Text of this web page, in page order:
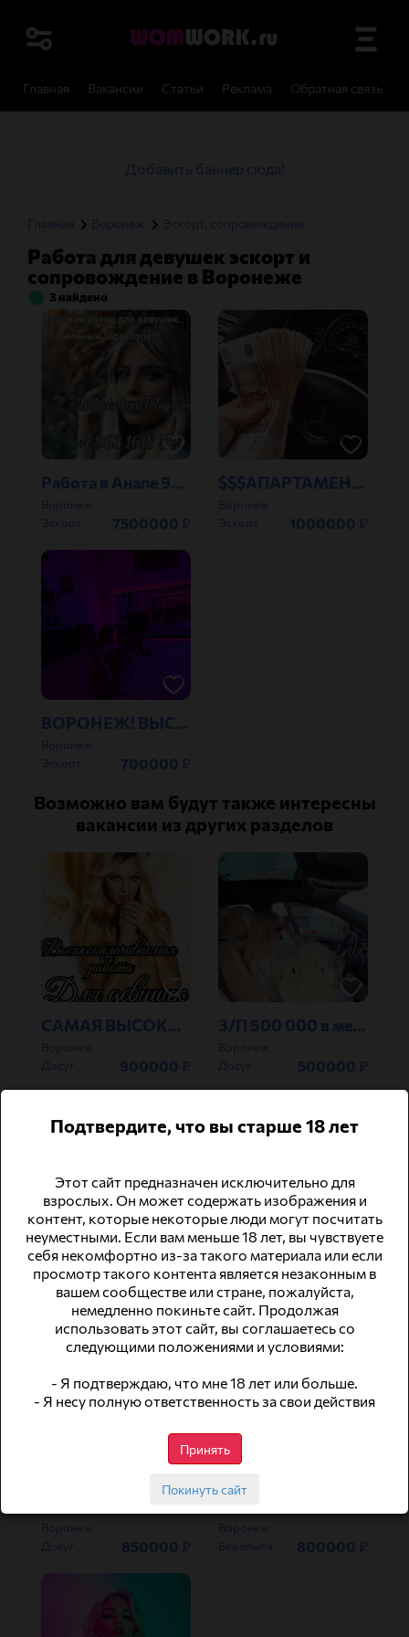
Главная Вакансии Статьи Реклама Обратная связь
Добавить баннер сюда!
Главная Воронеж Эскорт, сопровождение
Работа для девушек эскорт и
сопровождение в Воронеже
3 найдено
7500000 ₽
Работа в Анапе 963-161-85-29!!!
Воронеж
Эскорт
1000000 ₽
$$$АПАРТАМЕНТЫ - САМЫЕ ЛУЧШИЕ УСЛОВИЯ$$$
Воронеж
Эскорт
700000 ₽
ВОРОНЕЖ! ВЫСОКООПЛАЧИВАЕМАЯ РАБОТА ДЛЯ КРАСОТОК!
Воронеж
Эскорт
Возможно вам будут также интересны
вакансии из других разделов
900000 ₽
САМАЯ ВЫСОКАЯ ОПЛАТА ДЛЯ ДЕВУШКЕ В ВОРОНЕЖЕ.
Воронеж
Досуг
500000 ₽
З/П 500 000 в месяц!! Звони прямо сейчас !!
Воронеж
Досуг
6000₽
Высокооплачиваемая работа для девушек.
Воронеж
Досуг
900000
Приглашаем девушек 18-45 лет.
Воронеж
Без опыта
850000 ₽
Воронеж
Досуг
800000 ₽
Воронеж
Без опыта
Подтвердите, что вы старше 18 лет
Этот сайт предназначен исключительно для
взрослых. Он может содержать изображения и
контент, которые некоторые люди могут посчитать
неуместными. Если вам меньше 18 лет, вы чувствуете
себя некомфортно из-за такого материала или если
просмотр такого контента является незаконным в
вашем сообществе или стране, пожалуйста,
немедленно покиньте сайт. Продолжая
использовать этот сайт, вы соглашаетесь со
следующими положениями и условиями:
- Я подтверждаю, что мне 18 лет или больше.
- Я несу полную ответственность за свои действия
Принять
Покинуть сайт